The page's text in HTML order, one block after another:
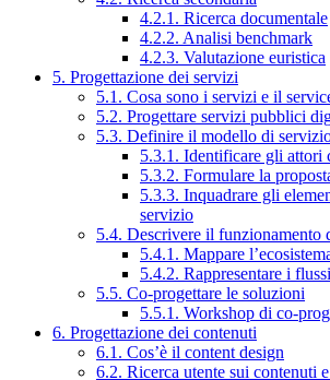
4.2.1. Ricerca documentale
4.2.2. Analisi benchmark
4.2.3. Valutazione euristica
5. Progettazione dei servizi
5.1. Cosa sono i servizi e il
5.2. Progettare servizi pubblici
5.3. Definire il modello di
5.3.1. Identificare gli attori
5.3.2. Formulare la
5.3.3. Inquadrare gli
servizio
5.4. Descrivere il funzionamento
5.4.1. Mappare
5.4.2. Rappresentare i
5.5. Co-progettare le soluzioni
5.5.1. Workshop di co-
6. Progettazione dei contenuti
6.1. Cos’è il content design
6.2. Ricerca utente sui contenuti